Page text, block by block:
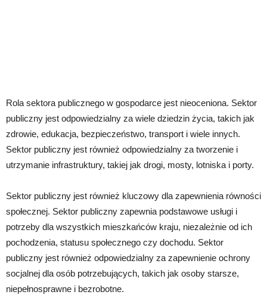
Rola sektora publicznego w gospodarce jest nieoceniona. Sektor
publiczny jest odpowiedzialny za wiele dziedzin życia, takich jak
zdrowie, edukacja, bezpieczeństwo, transport i wiele innych.
Sektor publiczny jest również odpowiedzialny za tworzenie i
utrzymanie infrastruktury, takiej jak drogi, mosty, lotniska i porty.
Sektor publiczny jest również kluczowy dla zapewnienia równości
społecznej. Sektor publiczny zapewnia podstawowe usługi i
potrzeby dla wszystkich mieszkańców kraju, niezależnie od ich
pochodzenia, statusu społecznego czy dochodu. Sektor
publiczny jest również odpowiedzialny za zapewnienie ochrony
socjalnej dla osób potrzebujących, takich jak osoby starsze,
niepełnosprawne i bezrobotne.